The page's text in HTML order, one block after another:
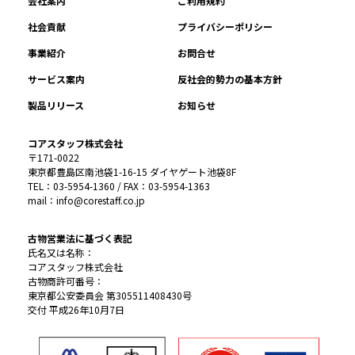
社会貢献
プライバシーポリシー
事業紹介
お問合せ
サービス案内
反社会的勢力の基本方針
製品リリース
お知らせ
コアスタッフ株式会社
〒171-0022
東京都豊島区南池袋1-16-15 ダイヤゲート池袋8F
TEL：03-5954-1360 / FAX：03-5954-1363
mail：info@corestaff.co.jp
古物営業法に基づく表記
氏名又は名称：
コアスタッフ株式会社
古物商許可番号：
東京都公安委員会 第305511408430号
交付 平成26年10月7日